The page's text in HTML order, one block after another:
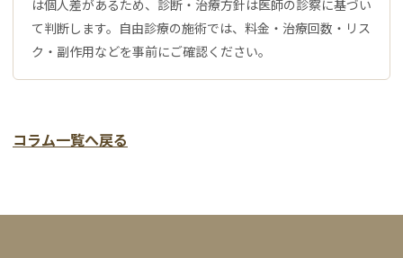
は個人差があるため、診断・治療方針は医師の診察に基づい
て判断します。自由診療の施術では、料金・治療回数・リス
ク・副作用などを事前にご確認ください。
コラム一覧へ戻る